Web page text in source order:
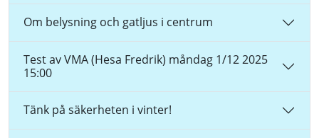
Om belysning och gatljus i centrum
Test av VMA (Hesa Fredrik) måndag 1/12 2025
15:00
Tänk på säkerheten i vinter!